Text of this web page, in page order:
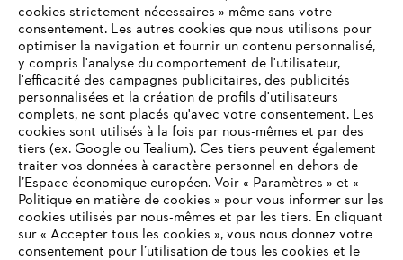
L'Entreprise
STIHL FAQ
cookies strictement nécessaires » même sans votre
consentement. Les autres cookies que nous utilisons pour
optimiser la navigation et fournir un contenu personnalisé,
y compris l'analyse du comportement de l'utilisateur,
l'efficacité des campagnes publicitaires, des publicités
personnalisées et la création de profils d'utilisateurs
complets, ne sont placés qu'avec votre consentement. Les
cookies sont utilisés à la fois par nous-mêmes et par des
tiers (ex. Google ou Tealium). Ces tiers peuvent également
traiter vos données à caractère personnel en dehors de
l’Espace économique européen. Voir « Paramètres » et «
Politique en matière de cookies » pour vous informer sur les
cookies utilisés par nous-mêmes et par les tiers. En cliquant
sur « Accepter tous les cookies », vous nous donnez votre
consentement pour l’utilisation de tous les cookies et le